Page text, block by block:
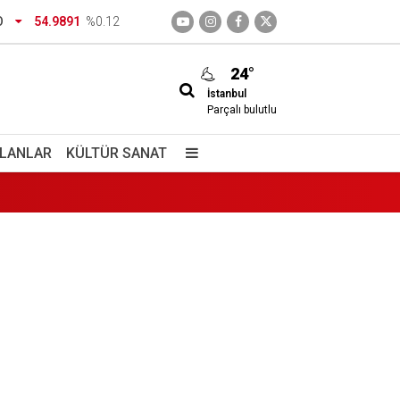
54.9891 %0.12
24°
İstanbul
Parçalı bulutlu
KÜLTÜR SANAT